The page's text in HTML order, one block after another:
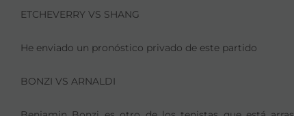
ETCHEVERRY VS SHANG
He enviado un pronóstico privado de este partido
BONZI VS ARNALDI